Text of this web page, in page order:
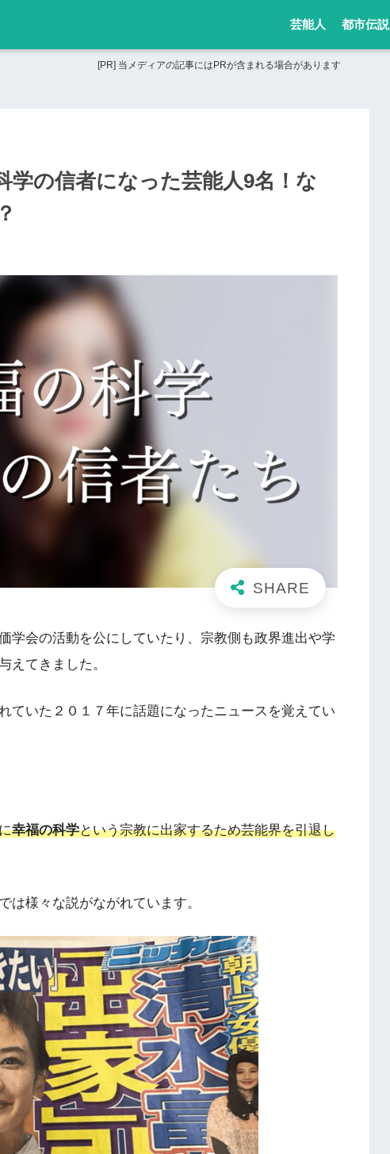
芸能人 都市伝説
[PR] 当メディアの記事にはPRが含まれる場合があります
学の信者になった芸能人9名！な
学会の活動を公にしていたり、宗教側も政界進出や学
えてきました。
ていた２０１７年に話題になったニュースを覚えてい
幸福の科学という宗教に出家するため芸能界を引退し
様々な説がながれています。